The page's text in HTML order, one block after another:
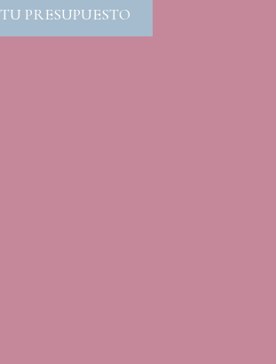
PRESUPUESTO